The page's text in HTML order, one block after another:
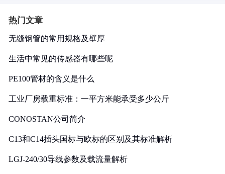
热门文章
无缝钢管的常用规格及壁厚
生活中常见的传感器有哪些呢
PE100管材的含义是什么
工业厂房载重标准：一平方米能承受多少公斤
CONOSTAN公司简介
C13和C14插头国标与欧标的区别及其标准解析
LGJ-240/30导线参数及载流量解析